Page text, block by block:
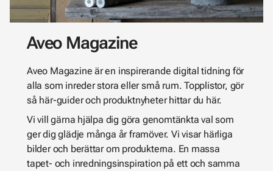
Aveo Magazine
Aveo Magazine är en inspirerande digital tidning för
alla som inreder stora eller små rum. Topplistor, gör
så här-guider och produktnyheter hittar du här.
Vi vill gärna hjälpa dig göra genomtänkta val som
ger dig glädje många år framöver. Vi visar härliga
bilder och berättar om produkterna. En massa
tapet- och inredningsinspiration på ett och samma